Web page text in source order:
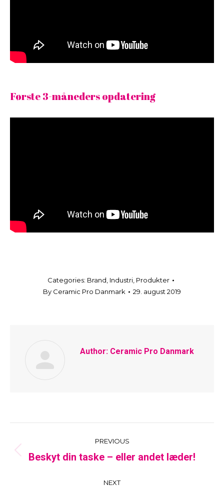
Første 3-måneders opdatering
Categories: Brand Industri, Produkter
By Ceramic Pro Danmark 29. august 2019
Author: Ceramic Pro Danmark
navigation
PREVIOUS
Previous
Beskyt din taske – eller andet læder!
NEXT